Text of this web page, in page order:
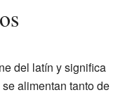
del latín y significa
alimentan tanto de